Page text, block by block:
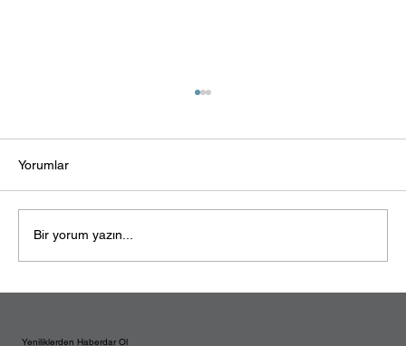
Yorumlar
Bir yorum yazın...
Yeniliklerden Haberdar Ol